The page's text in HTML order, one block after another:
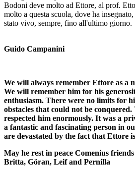
Bodoni deve molto ad Ettore, al prof.
molto a questa scuola, dove ha
stato vivo, sempre, fino all'ultimo giorno.
Guido Campanini
We will always remember Ettore as a
We will remember him for his
enthusiasm. There were no limits for
obstacles that could not be
respected him enormously. It was a
a fantastic and fascinating person in
are devastated by the fact that Ettore
May he rest in peace Comenius
Britta, Göran, Leif and Pernilla